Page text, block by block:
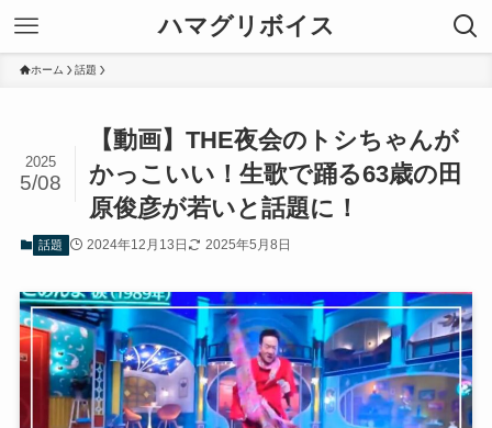
ハマグリボイス
ホーム 話題
【動画】THE夜会のトシちゃんが
かっこいい！生歌で踊る63歳の田
原俊彦が若いと話題に！
2025
5/08
話題 2024年12月13日 2025年5月8日